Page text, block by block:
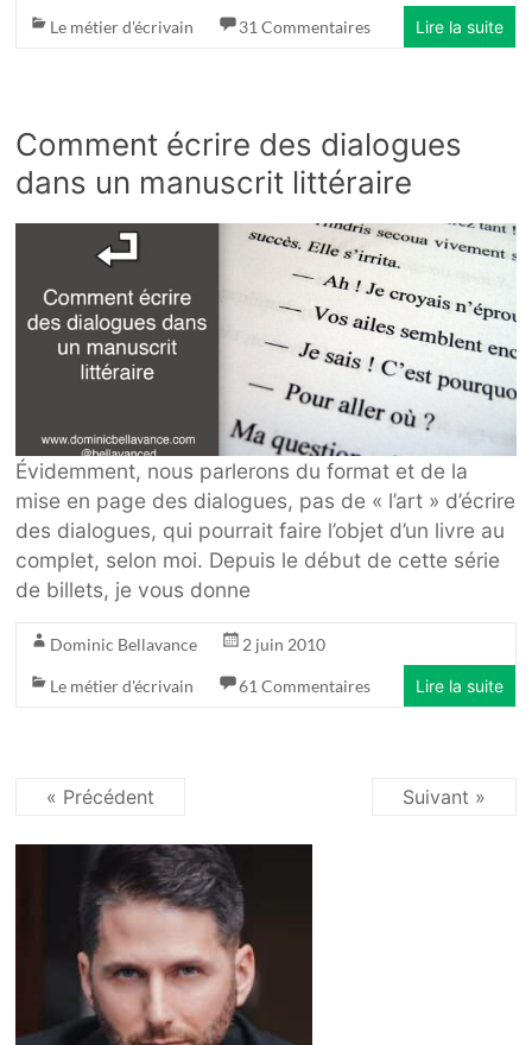
Le métier d'écrivain 31 Commentaires Lire la suite
Comment écrire des dialogues
dans un manuscrit littéraire
Évidemment, nous parlerons du format et de la
mise en page des dialogues, pas de « l’art » d’écrire
des dialogues, qui pourrait faire l’objet d’un livre au
complet, selon moi. Depuis le début de cette série
de billets, je vous donne
Dominic Bellavance 2 juin 2010
Le métier d'écrivain 61 Commentaires Lire la suite
« Précédent Suivant »